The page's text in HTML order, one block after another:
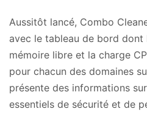
Aussitôt lancé, Combo
avec le tableau de bord
mémoire libre et la charge
pour chacun des domaines
présente des informations
essentiels de sécurité et de